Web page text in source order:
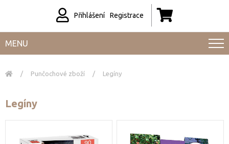
Přihlášení Registrace
MENU
/ Punčochové zboží / Legíny
Legíny